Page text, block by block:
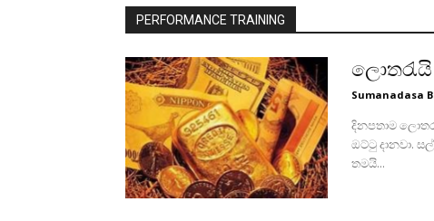
PERFORMANCE TRAINING
Sumanadasa
දිනපතාම
ඔට්‌ටු දානවා.
තමයි...